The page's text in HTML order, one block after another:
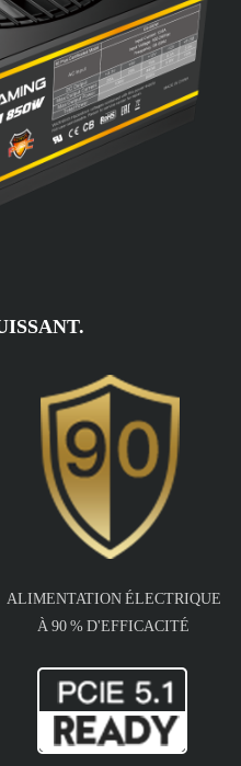
ALIMENTATION ÉLECTRIQUE
À 90 % D'EFFICACITÉ